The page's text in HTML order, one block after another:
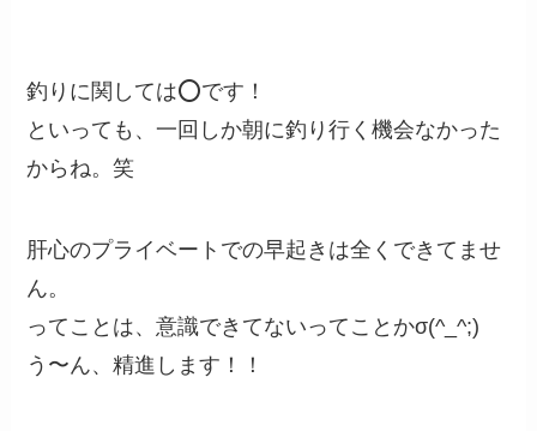
釣りに関しては⭕️です！
といっても、一回しか朝に釣り行く機会なかった
からね。笑
肝心のプライベートでの早起きは全くできてませ
ん。
ってことは、意識できてないってことかσ(^_^;)
う〜ん、精進します！！